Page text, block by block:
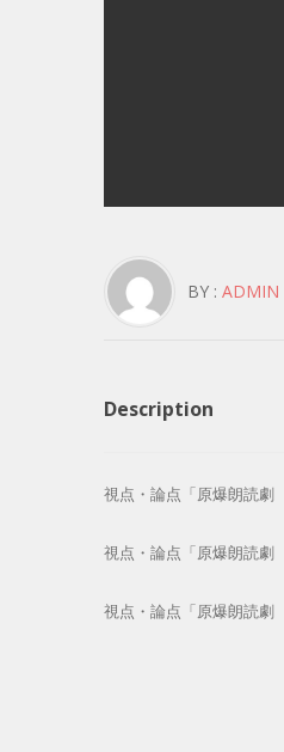
BY : ADMIN
Description
視点・論点「原爆朗読
視点・論点「原爆朗読
視点・論点「原爆朗読